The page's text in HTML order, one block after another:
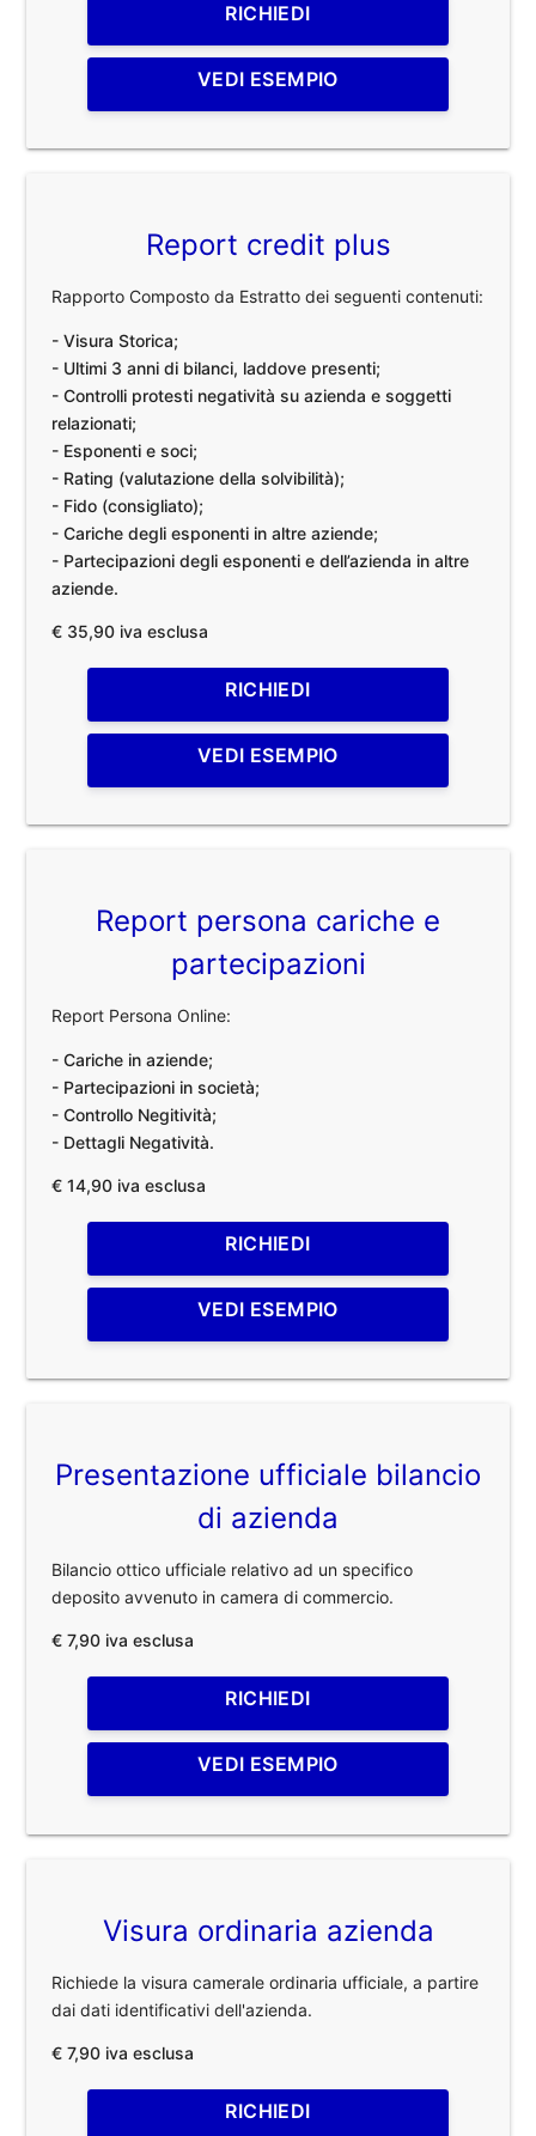
RICHIEDI
VEDI ESEMPIO
Report credit plus
Rapporto Composto da Estratto dei seguenti contenuti:
- Visura Storica;
- Ultimi 3 anni di bilanci, laddove presenti;
- Controlli protesti negatività su azienda e soggetti
relazionati;
- Esponenti e soci;
- Rating (valutazione della solvibilità);
- Fido (consigliato);
- Cariche degli esponenti in altre aziende;
- Partecipazioni degli esponenti e dell’azienda in altre
aziende.
€ 35,90 iva esclusa
RICHIEDI
VEDI ESEMPIO
Report persona cariche e
partecipazioni
Report Persona Online:
- Cariche in aziende;
- Partecipazioni in società;
- Controllo Negitività;
- Dettagli Negatività.
€ 14,90 iva esclusa
RICHIEDI
VEDI ESEMPIO
Presentazione ufficiale bilancio
di azienda
Bilancio ottico ufficiale relativo ad un specifico
deposito avvenuto in camera di commercio.
€ 7,90 iva esclusa
RICHIEDI
VEDI ESEMPIO
Visura ordinaria azienda
Richiede la visura camerale ordinaria ufficiale, a partire
dai dati identificativi dell'azienda.
€ 7,90 iva esclusa
RICHIEDI